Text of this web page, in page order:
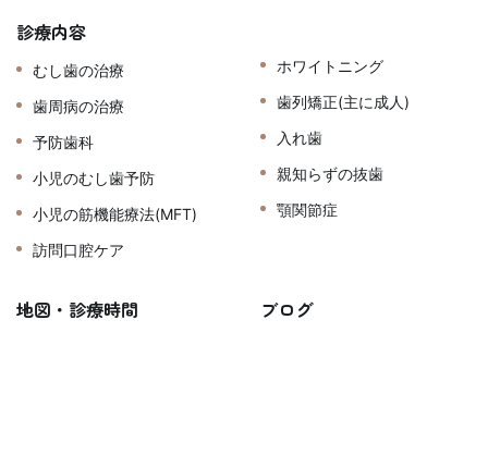
診療内容
むし歯の治療
歯周病の治療
予防歯科
小児のむし歯予防
小児の筋機能療法(MFT)
訪問口腔ケア
ホワイトニング
歯列矯正(主に成人)
入れ歯
親知らずの抜歯
顎関節症
地図・診療時間 ブログ